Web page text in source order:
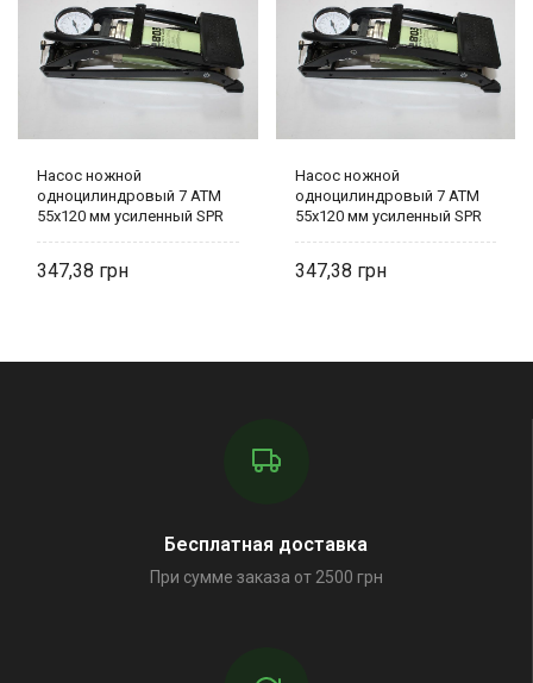
Насос ножной
одноцилиндровый 7 ATM
55х120 мм усиленный SPR
347,38
Насос ножной
одноцилиндровый 7 ATM
55х120 мм усиленный SPR
347,38
Бесплатная доставка
При сумме заказа от 2500 грн